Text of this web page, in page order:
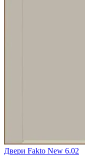
Двери Fakto New 6.02